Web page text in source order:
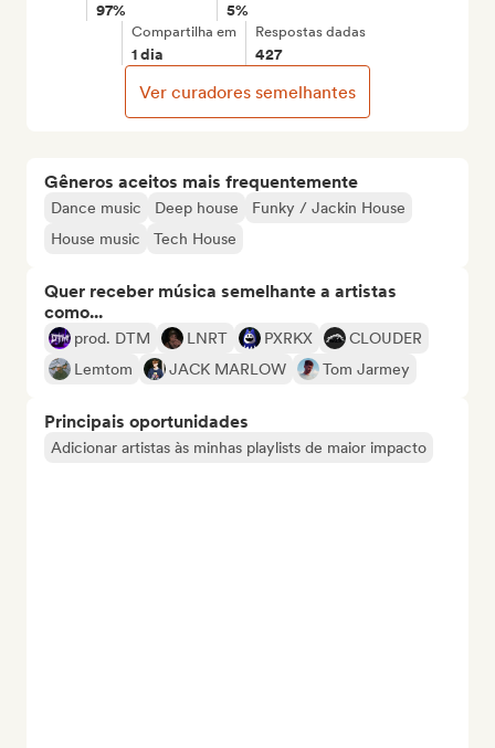
Gêneros aceitos mais frequentemente
Dance music Deep house
Funky / Jackin House
House music
Tech House
Quer receber música semelhante a artistas
como...
prod. DTM LNRT PXRKX
CLOUDER
Lemtom
JACK MARLOW Tom Jarmey
Principais oportunidades
Adicionar artistas às minhas playlists de maior impacto
97% 5%
Compartilha em
1 dia
Respostas dadas
427
Ver curadores semelhantes